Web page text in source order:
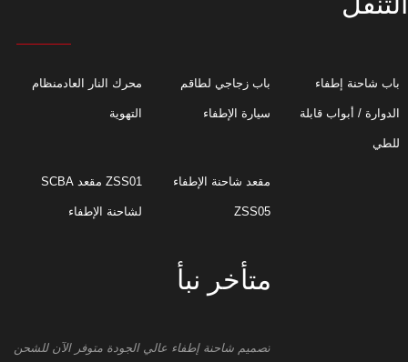
محرك النار العادمنظام
التهوية
باب زجاجي لطاقم
سيارة الإطفاء
باب شاحنة إطفاء
الدوارة / أبواب قابلة
للطي
ZSS01 مقعد SCBA
لشاحنة الإطفاء
مقعد شاحنة الإطفاء
ZSS05
متأخر نبأ
تصميم شاحنة إطفاء عالي الجودة متوفر الآن للشحن